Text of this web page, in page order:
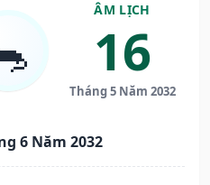
ÂM LỊCH
16
Tháng 5 Năm 2032
6 Năm 2032